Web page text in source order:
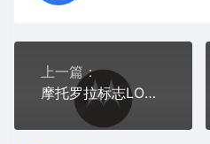
上一篇：
摩托罗拉标志LOGO矢量图通用AI档激光打标图档文件